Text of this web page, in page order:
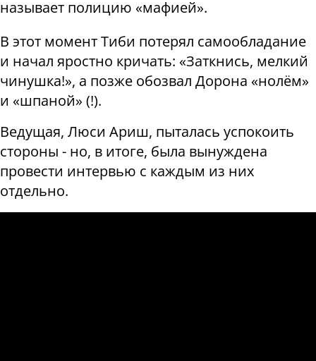
называет полицию «мафией».
В этот момент Тиби потерял самообладание
и начал яростно кричать: «Заткнись, мелкий
чинушка!», а позже обозвал Дорона «нолём»
и «шпаной» (!).
Ведущая, Люси Ариш, пыталась успокоить
стороны - но, в итоге, была вынуждена
провести интервью с каждым из них
отдельно.